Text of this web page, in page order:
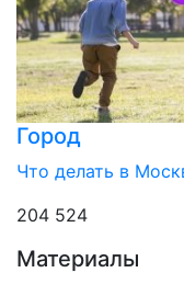
Город
Что делать в
204 524
Материалы